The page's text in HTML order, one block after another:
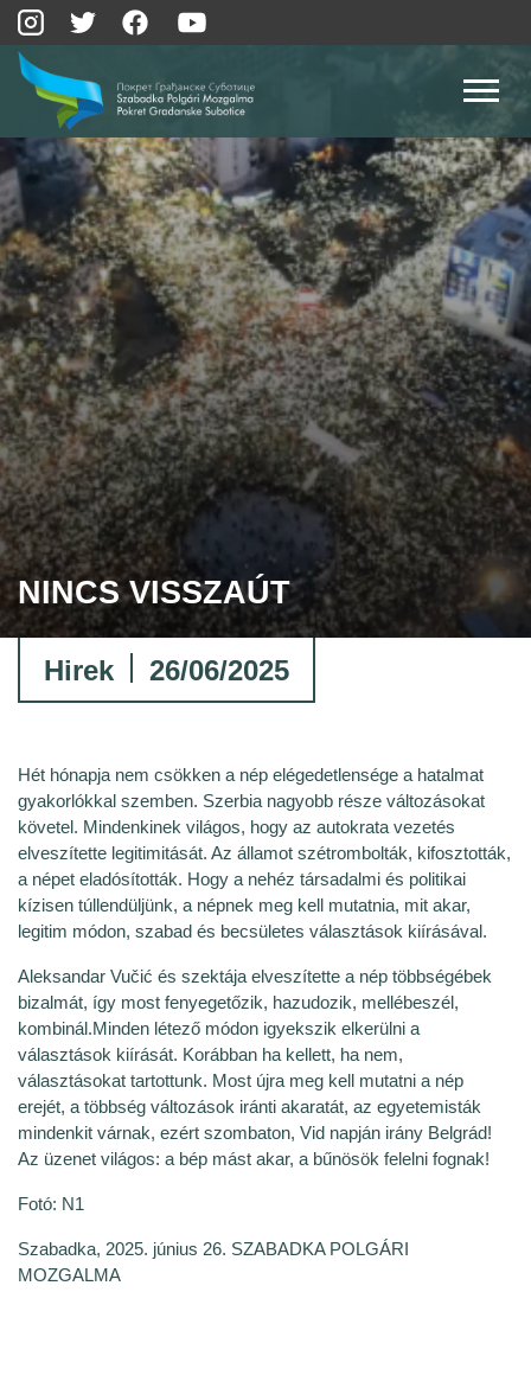
NINCS VISSZAÚT
Hirek 26/06/2025
Hét hónapja nem csökken a nép elégedetlensége a hatalmat
gyakorlókkal szemben. Szerbia nagyobb része változásokat
követel. Mindenkinek világos, hogy az autokrata vezetés
elveszítette legitimitását. Az államot szétrombolták, kifosztották,
a népet eladósították. Hogy a nehéz társadalmi és politikai
kízisen túllendüljünk, a népnek meg kell mutatnia, mit akar,
legitim módon, szabad és becsületes választások kiírásával.
Aleksandar Vučić és szektája elveszítette a nép többségébek
bizalmát, így most fenyegetőzik, hazudozik, mellébeszél,
kombinál.Minden létező módon igyekszik elkerülni a
választások kiírását. Korábban ha kellett, ha nem,
választásokat tartottunk. Most újra meg kell mutatni a nép
erejét, a többség változások iránti akaratát, az egyetemisták
mindenkit várnak, ezért szombaton, Vid napján irány Belgrád!
Az üzenet világos: a bép mást akar, a bűnösök felelni fognak!
Fotó: N1
Szabadka, 2025. június 26. SZABADKA POLGÁRI
MOZGALMA